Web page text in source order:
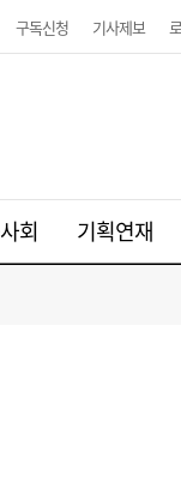
구독신청 기사제보
회 기획연재